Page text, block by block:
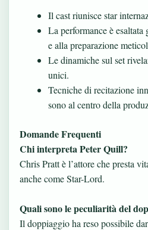
Il cast riunisce star
La performance è
e alla preparazione
Le dinamiche sul set
unici.
Tecniche di recitazione
sono al centro della
Domande Frequenti
Chi interpreta Peter Quill?
Chris Pratt è l’attore che presta
anche come Star-Lord.
Quali sono le peculiarità del
Il doppiaggio ha reso possibile